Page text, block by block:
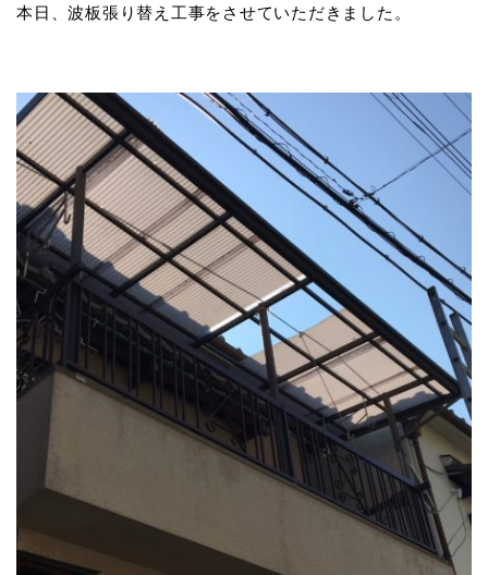
本日、波板張り替え工事をさせていただきました。